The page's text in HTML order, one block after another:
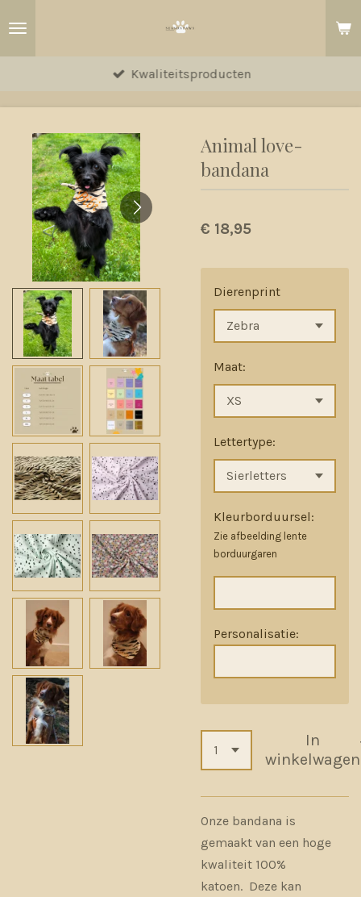
hoofdinhoud
Kwaliteitsproducten
Animal love-
bandana
€ 18,95
Dierenprint
Maat:
Lettertype:
Kleurborduursel:
Zie afbeelding lente
borduurgaren
Personalisatie:
In
winkelwagen
Onze bandana is
gemaakt van een hoge
kwaliteit 100%
katoen. Deze kan